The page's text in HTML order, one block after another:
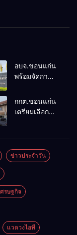
อบจ.ขอนแก่น
พร้อมจัดการ
ยกฯ 27 ก.ย.
รับสมัคร 17-
สมัครรับการ
เลือกตั้งหาก
คุณสมบัติครบ
กกต.ขอนแก่น
เตรียมเลือกตั้ง
ด้วยการ เปิด
รับสมัครใหม่
ระบุ
“วัฒนา”ลง
ความผิด และ
ข่าวประจำวัน
รษฐกิจ
แวดวงไอที